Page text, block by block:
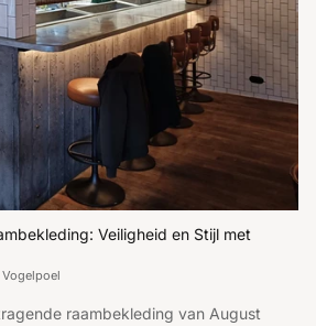
Veiligheid en Stijl met
Vogelpoel
raambekleding van August